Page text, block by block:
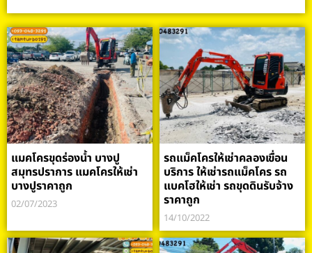
แมคโครขุดร่องน้ำ บางปู
สมุทรปราการ แมคโครให้เช่า
บางปูราคาถูก
02/07/2023
รถแม็คโครให้เช่าคลองเขื่อน
บริการ ให้เช่ารถแม็คโคร รถ
แบคโฮให้เช่า รถขุดดินรับจ้าง
ราคาถูก
14/10/2022